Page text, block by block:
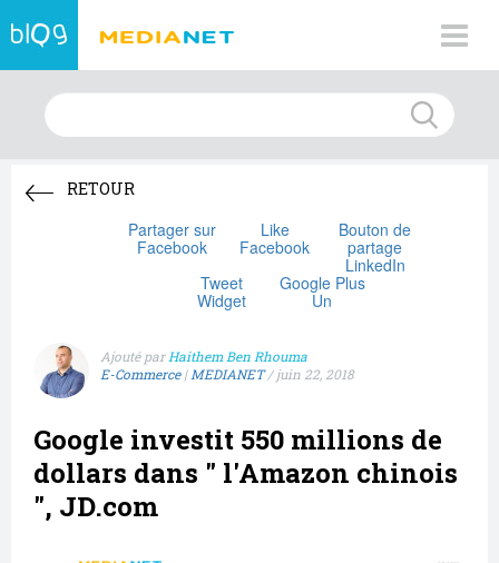
RETOUR
Partager sur
Facebook
Like
Facebook
Bouton de
partage
LinkedIn
Tweet
Widget
Google Plus
Un
Ajouté parHaithem Ben Rhouma
E-Commerce|MEDIANET/ juin 22, 2018
Google investit 550 millions de
dollars dans " l'Amazon chinois
", JD.com